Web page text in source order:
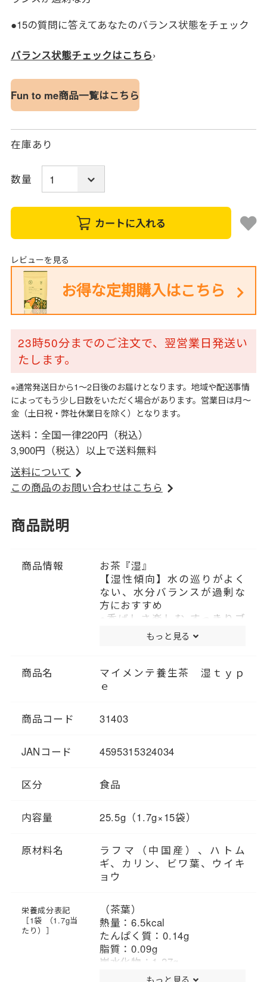
●15の質問に答えてあなたのバランス状態をチェック
バランス状態チェックはこちら›
Fun to me商品一覧はこちら
在庫あり
数量
カートに入れる
レビューを見る
お得な定期購入はこちら
23時50分までのご注文で、翌営業日発送い
たします。
※通常発送日から1～2日後のお届けとなります。地域や配送事情
によってもう少し日数をいただく場合があります。営業日は月～
金（土日祝・弊社休業日を除く）となります。
送料：全国一律220円（税込）
3,900円（税込）以上で送料無料
送料について
この商品のお問い合わせはこちら
商品説明
商品情報
お茶『湿』
【湿性傾向】水の巡りがよく
ない、水分バランスが過剰な
方におすすめ
●香ばしさ楽しむ すっきりブ
レンド。※ノンカフェイン
●くつろぎの香り、ティーバッ
●穏やかにあたためる温性と、
緩やかに冷やす涼性の和漢素
ョウを使用。
もっと見る
商品名
マイメンテ養生茶 湿ｔｙｐ
ｅ
商品コード 31403
JANコード 4595315324034
区分 食品
内容量 25.5g（1.7g×15袋）
原材料名
ラフマ（中国産）、ハトム
ギ、カリン、ビワ葉、ウイキ
ョウ
栄養成分表記
［1袋 （1.7g当
たり）］
（茶葉）
熱量：6.5kcal
たんぱく質：0.14g
脂質：0.09g
炭水化物：1.27g
食塩相当量：0.02g
もっと見る